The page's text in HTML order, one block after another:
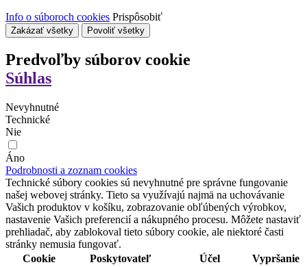
Info o súboroch cookies Prispôsobiť
Zakázať všetky Povoliť všetky
Predvoľby súborov cookie
Súhlas
Nevyhnutné
Technické
Nie
Áno
Podrobnosti a zoznam cookies
Technické súbory cookies sú nevyhnutné pre správne fungovanie
našej webovej stránky. Tieto sa využívajú najmä na uchovávanie
Vašich produktov v košíku, zobrazovanie obľúbených výrobkov,
nastavenie Vašich preferencií a nákupného procesu. Môžete nastaviť
prehliadač, aby zablokoval tieto súbory cookie, ale niektoré časti
stránky nemusia fungovať.
Cookie
Poskytovateľ Účel Vypršanie